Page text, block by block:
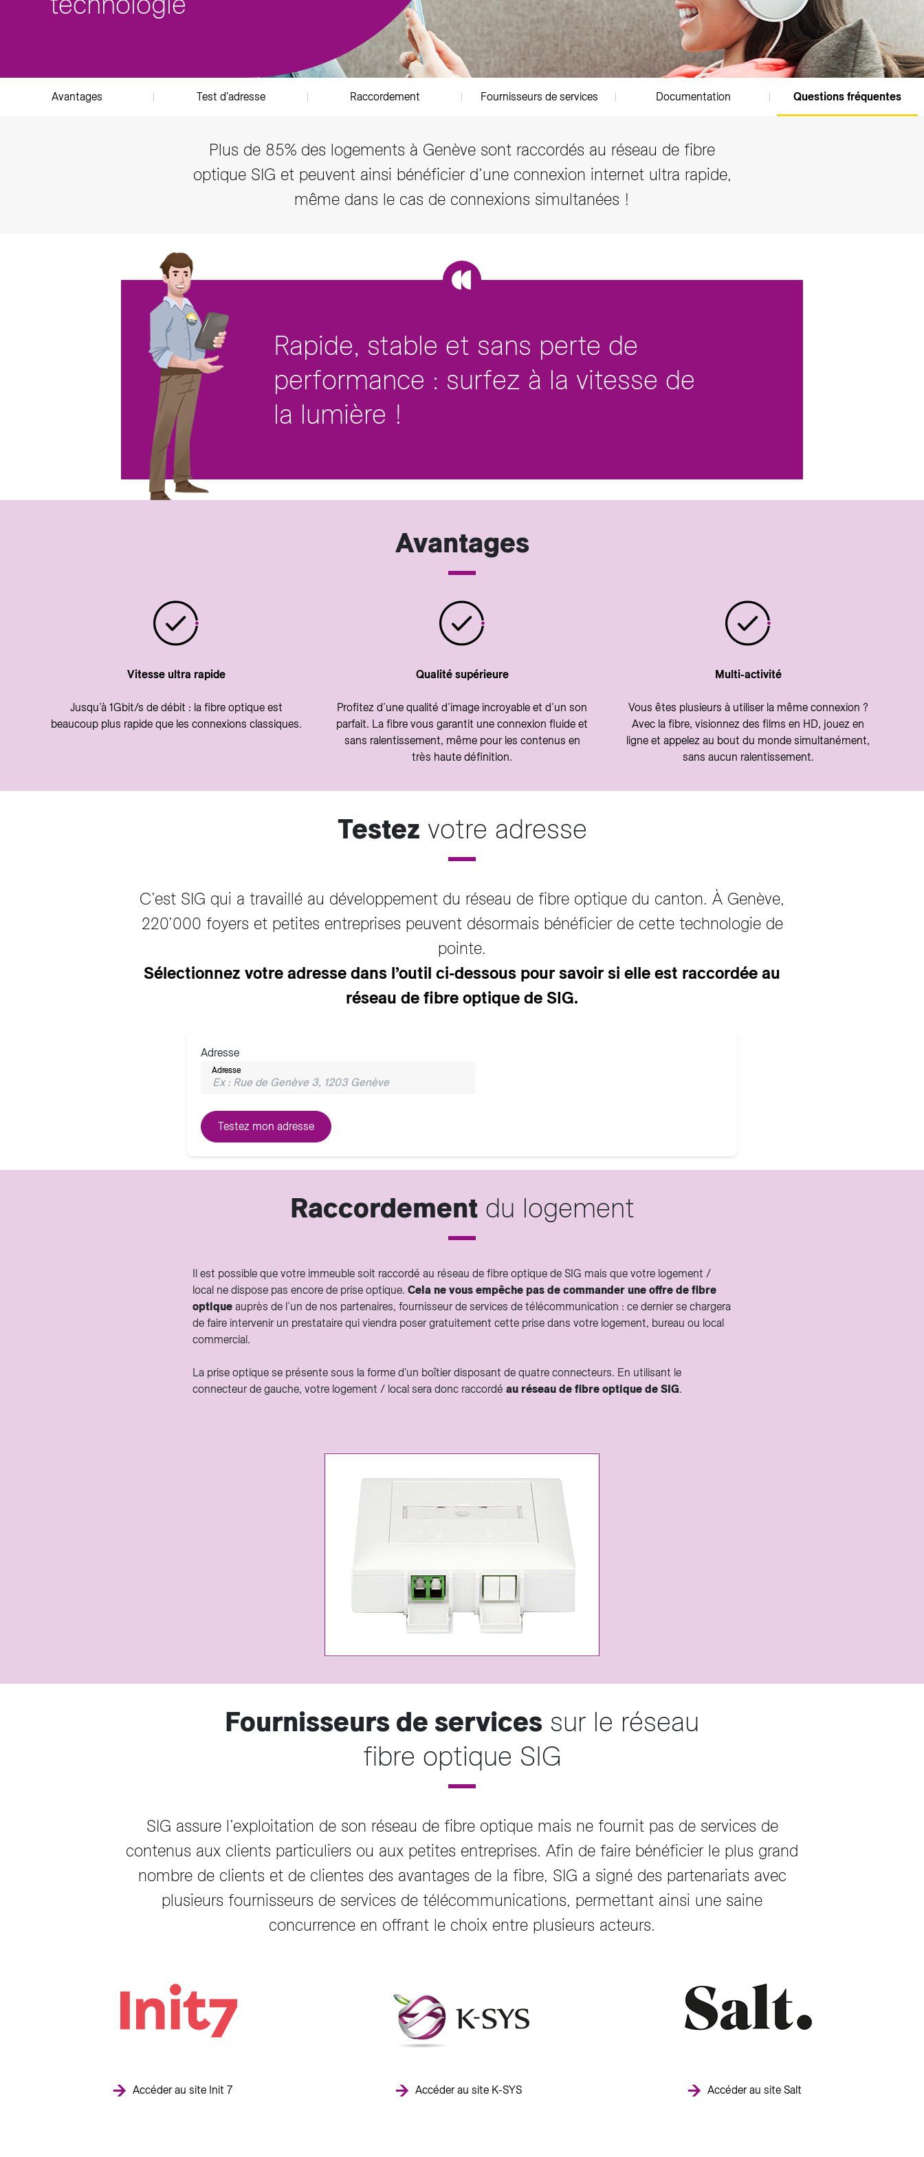
Producteurs solaires
Biogaz et Fonds Gaz Vitale Vert
Tarifs et règlements
Avantages Test d'adresse Raccordement Fournisseurs de services Documentation Questions fréquentes
Plus de 85% des logements à Genève sont raccordés au réseau de fibre
optique SIG et peuvent ainsi bénéficier d’une connexion internet ultra rapide,
même dans le cas de connexions simultanées !
Rapide, stable et sans perte de
performance : surfez à la vitesse de
la lumière !
Avantages
Vitesse ultra rapide
Jusqu’à 1Gbit/s de débit : la fibre optique est
beaucoup plus rapide que les connexions classiques.
Qualité supérieure
Profitez d’une qualité d’image incroyable et d’un son
parfait. La fibre vous garantit une connexion fluide et
sans ralentissement, même pour les contenus en
très haute définition.
Multi-activité
Vous êtes plusieurs à utiliser la même connexion ?
Avec la fibre, visionnez des films en HD, jouez en
ligne et appelez au bout du monde simultanément,
sans aucun ralentissement.
Testez votre adresse
C’est SIG qui a travaillé au développement du réseau de fibre optique du canton. À Genève,
220’000 foyers et petites entreprises peuvent désormais bénéficier de cette technologie de
pointe.
Sélectionnez votre adresse dans l’outil ci-dessous pour savoir si elle est raccordée au
réseau de fibre optique de SIG.
Adresse
Adresse
Raccordementdu logement
Il est possible que votre immeuble soit raccordé au réseau de fibre optique de SIG mais que votre logement /
local ne dispose pas encore de prise optique. Cela ne vous empêche pas de commander une offre de fibre
optique auprès de l’un de nos partenaires, fournisseur de services de télécommunication : ce dernier se chargera
de faire intervenir un prestataire qui viendra poser gratuitement cette prise dans votre logement, bureau ou local
commercial.
La prise optique se présente sous la forme d'un boîtier disposant de quatre connecteurs. En utilisant le
connecteur de gauche, votre logement / local sera donc raccordé au réseau de fibre optique de SIG.
Fournisseurs de services sur le réseau
fibre optique SIG
SIG assure l’exploitation de son réseau de fibre optique mais ne fournit pas de services de
contenus aux clients particuliers ou aux petites entreprises. Afin de faire bénéficier le plus grand
nombre de clients et de clientes des avantages de la fibre, SIG a signé des partenariats avec
plusieurs fournisseurs de services de télécommunications, permettant ainsi une saine
concurrence en offrant le choix entre plusieurs acteurs.
Accéder au site Init 7 Accéder au site K-SYS Accéder au site Salt